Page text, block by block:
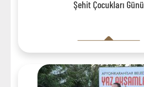
Şehit Çocukları Günü